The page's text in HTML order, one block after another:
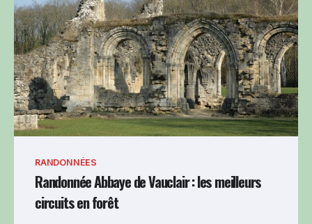
RANDONNÉES
Randonnée Abbaye de Vauclair : les meilleurs
circuits en forêt